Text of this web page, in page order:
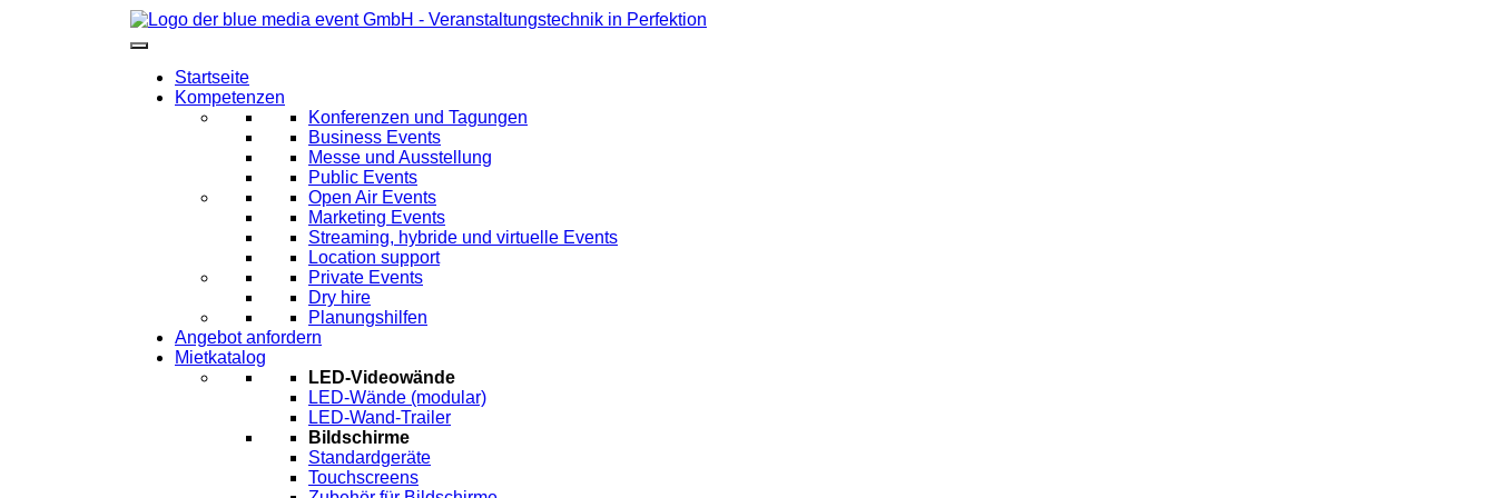
Startseite
Kompetenzen
Konferenzen und Tagungen
Business Events
Messe und Ausstellung
Public Events
Open Air Events
Marketing Events
Streaming, hybride und virtuelle Events
Location support
Private Events
Dry hire
Planungshilfen
Angebot anfordern
Mietkatalog
LED-Videowände
LED-Wände (modular)
LED-Wand-Trailer
Bildschirme
Standardgeräte
Touchscreens